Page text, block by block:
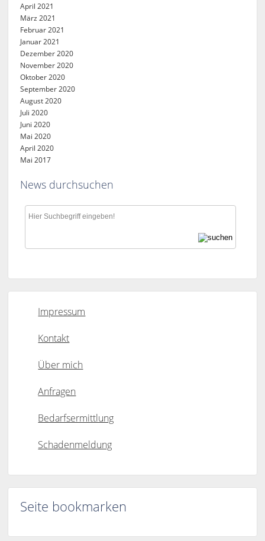
April 2021
März 2021
Februar 2021
Januar 2021
Dezember 2020
November 2020
Oktober 2020
September 2020
August 2020
Juli 2020
Juni 2020
Mai 2020
April 2020
Mai 2017
News durchsuchen
Impressum
Kontakt
Über mich
Anfragen
Bedarfsermittlung
Schadenmeldung
Seite bookmarken